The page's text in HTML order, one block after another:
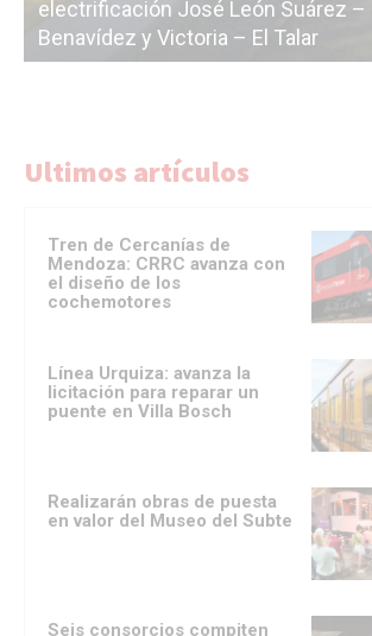
La Ciudad vuelve a postergar la
licitación de la línea F
Ultimos artículos
Tren de Cercanías de
Mendoza: CRRC avanza con
el diseño de los
cochemotores
Línea Urquiza: avanza la
licitación para reparar un
puente en Villa Bosch
Realizarán obras de puesta
en valor del Museo del Subte
Seis consorcios compiten